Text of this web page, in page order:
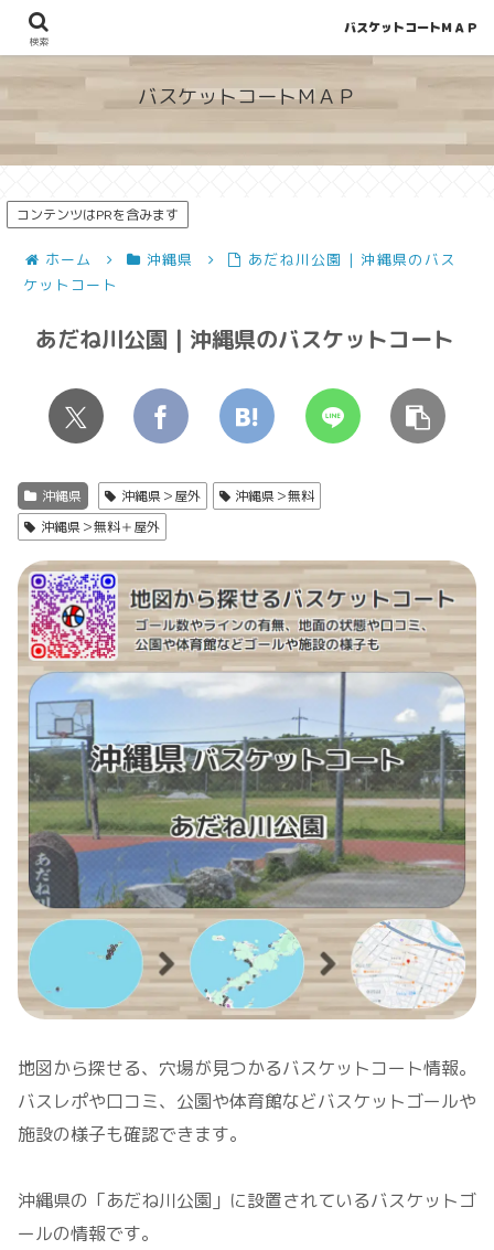
地図から探せる！穴場が見つかるバスケットコート情報
バスケットコートＭＡＰ
コンテンツはPRを含みます
ホーム 沖縄県
あだね川公園 | 沖縄県のバス
ケットコート
あだね川公園 | 沖縄県のバスケットコート
沖縄県 沖縄県＞屋外
沖縄県＞無料
沖縄県＞無料＋屋外
地図から探せる、穴場が見つかるバスケットコート情報。
バスレポや口コミ、公園や体育館などバスケットゴールや
施設の様子も確認できます。
沖縄県の「あだね川公園」に設置されているバスケットゴ
ールの情報です。
検索
バスケットコートＭＡＰ